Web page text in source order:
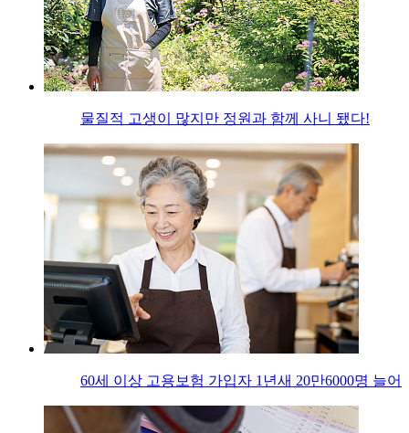
물질적 고생이 많지만 정원과 함께 사니 됐다!
60세 이상 고용보험 가입자 1년새 20만6000명 늘어